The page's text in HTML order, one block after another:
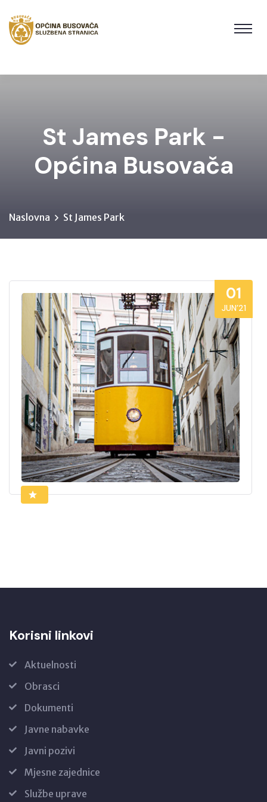
St James Park -
Općina Busovača
Naslovna St James Park
01
JUN’21
Korisni linkovi
Aktuelnosti
Obrasci
Dokumenti
Javne nabavke
Javni pozivi
Mjesne zajednice
Službe uprave